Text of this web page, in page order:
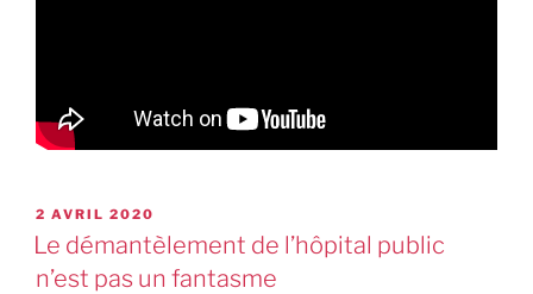
2 AVRIL 2020
Le démantèlement de l’hôpital public
n’est pas un fantasme